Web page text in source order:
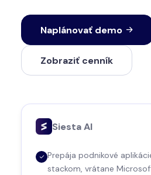
Naplánovať demo
Zobraziť cenník
Siesta AI
Prepája podnikové
stackom, vrátane